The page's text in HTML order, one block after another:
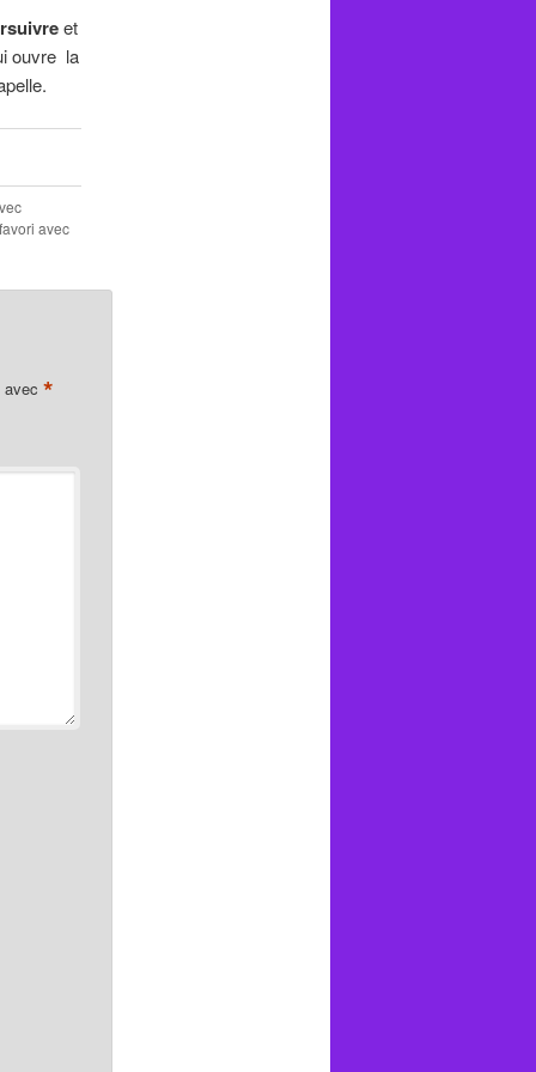
et
ouvre la
avec
*